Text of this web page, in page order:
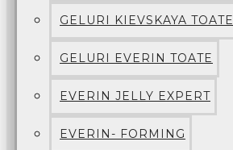
GELURI KIEVSKAYA TOATE
GELURI EVERIN TOATE
EVERIN JELLY EXPERT
EVERIN- FORMING